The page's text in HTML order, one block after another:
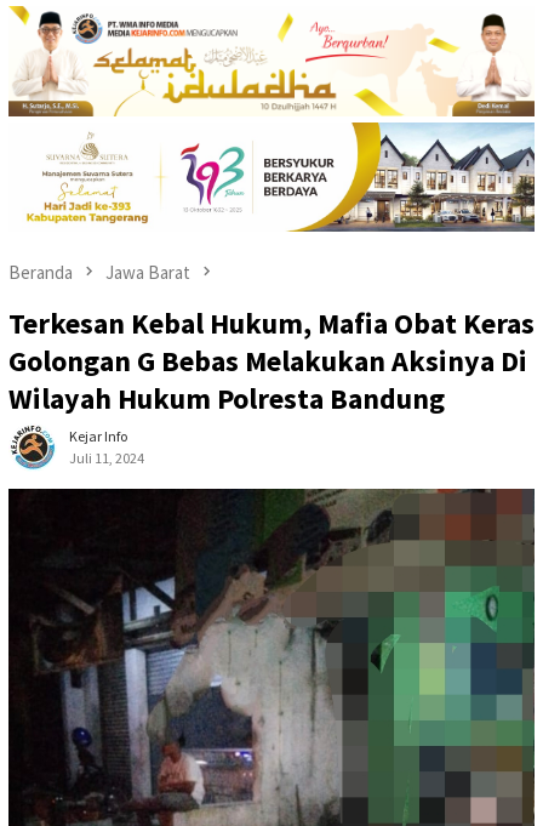
Beranda Jawa Barat
Terkesan Kebal Hukum, Mafia Obat Keras
Golongan G Bebas Melakukan Aksinya Di
Wilayah Hukum Polresta Bandung
Kejar Info
Juli 11, 2024